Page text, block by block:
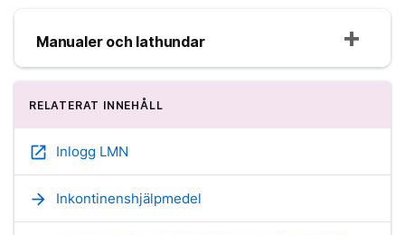
Manualer och lathundar
RELATERAT INNEHÅLL
open_in_new Inlogg LMN
arrow_forward Inkontinenshjälpmedel